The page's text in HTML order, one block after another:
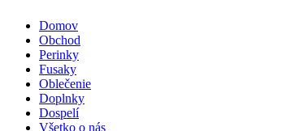
Domov
Obchod
Perinky
Fusaky
Oblečenie
Doplnky
Dospelí
Všetko o nás